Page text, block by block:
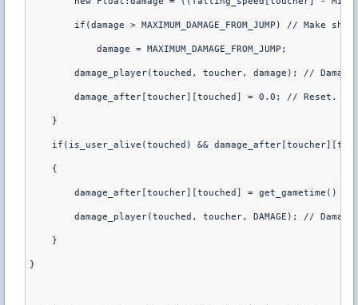
if(damage > MAXIMUM_DAMAGE_FROM_JUMP) // Make
            damage = MAXIMUM_DAMAGE_FROM_JUMP;
damage_player(touched, toucher, damage); //
        damage_after[toucher][touched] = 0.0; // Reset.
    }
if(is_user_alive(touched) &&
    {
damage_after[toucher][touched] = get_gametime() +
damage_player(touched, toucher, DAMAGE); //
    }
}